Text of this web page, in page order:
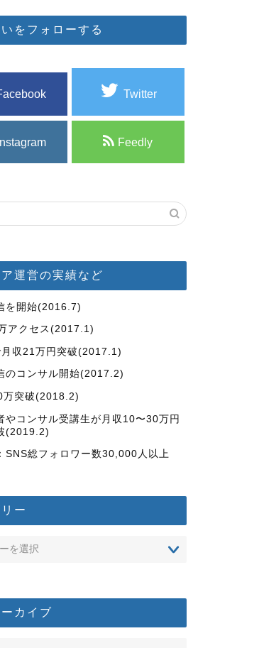
をフォローする
Twitter
Instagram Feedly
ア運営の実績など
を開始(2016.7)
アクセス(2017.1)
月収21万円突破(2017.1)
のコンサル開始(2017.2)
万突破(2018.2)
やコンサル受講生が月収10〜30万円
(2019.2)
SNS総フォロワー数30,000人以上
ー
カイブ